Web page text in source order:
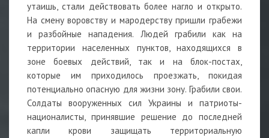
утаишь, стали действовать более нагло и открыто.
На смену воровству и мародерству пришли грабежи
и разбойные нападения. Людей грабили как на
территории населенных пунктов, находящихся в
зоне боевых действий, так и на блок-постах,
которые им приходилось проезжать, покидая
потенциально опасную для жизни зону. Грабили свои.
Солдаты вооруженных сил Украины и патриоты-
националисты, принявшие решение до последней
капли крови защищать территориальную